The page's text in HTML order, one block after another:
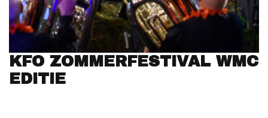
KFO ZOMMERFESTIVAL WMC
EDITIE